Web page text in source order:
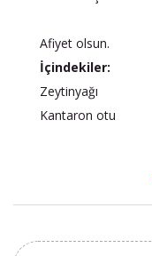
Afiyet olsun.
İçindekiler:
Zeytinyağı
Kantaron otu